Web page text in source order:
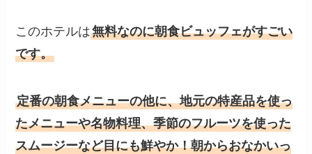
このホテルは無料なのに朝食ビュッフェがすごい
です。
定番の朝食メニューの他に、地元の特産品を使っ
たメニューや名物料理、季節のフルーツを使った
スムージーなど目にも鮮やか！朝からおなかいっ